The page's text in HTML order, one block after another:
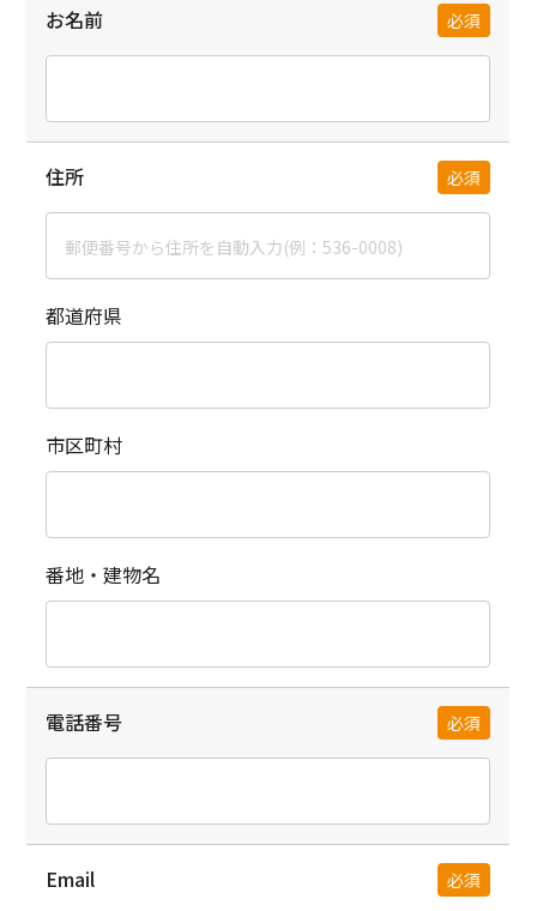
お名前 必須
住所 必須
都道府県
市区町村
番地・建物名
電話番号 必須
Email 必須